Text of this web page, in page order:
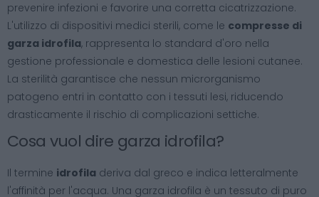
prevenire infezioni e favorire una corretta cicatrizzazione.
L'utilizzo di dispositivi medici sterili, come le compresse di
garza idrofila, rappresenta lo standard d'oro nella
gestione professionale e domestica delle lesioni cutanee.
La sterilità garantisce che nessun microrganismo
patogeno entri in contatto con i tessuti lesi, riducendo
drasticamente il rischio di complicazioni settiche.
Cosa vuol dire garza idrofila?
Il termine idrofila deriva dal greco e indica letteralmente
l'affinità per l'acqua. Una garza idrofila è un tessuto di puro